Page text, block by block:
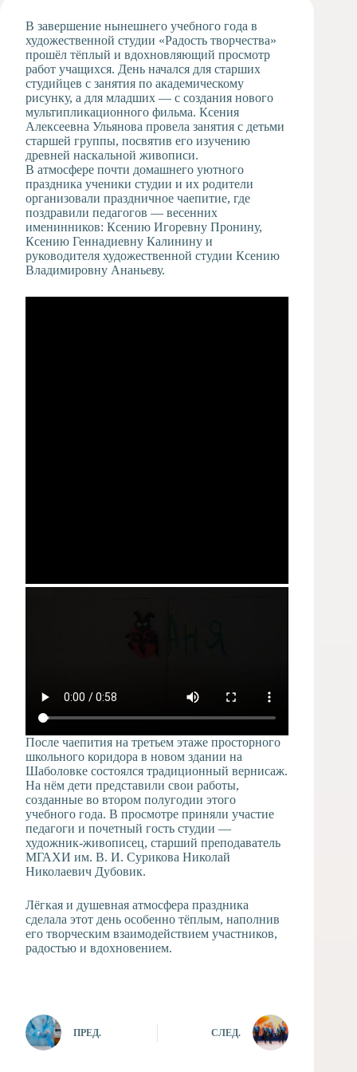
студия
Музыкальное
отделение
Психологическая
Служба
Тьюторская
служба
В завершение нынешнего учебного года в
художественной студии «Радость творчества»
прошёл тёплый и вдохновляющий просмотр
работ учащихся. День начался для старших
студийцев с занятия по академическому
рисунку, а для младших — с создания нового
мультипликационного фильма. Ксения
Алексеевна Ульянова провела занятия с детьми
старшей группы, посвятив его изучению
древней наскальной живописи.
В атмосфере почти домашнего уютного
праздника ученики студии и их родители
организовали праздничное чаепитие, где
поздравили педагогов — весенних
именинников: Ксению Игоревну Пронину,
Ксению Геннадиевну Калинину и
руководителя художественной студии Ксению
Владимировну Ананьеву.
После чаепития на третьем этаже просторного
школьного коридора в новом здании на
Шаболовке состоялся традиционный вернисаж.
На нём дети представили свои работы,
созданные во втором полугодии этого
учебного года. В просмотре приняли участие
педагоги и почетный гость студии —
художник-живописец, старший преподаватель
МГАХИ им. В. И. Сурикова Николай
Николаевич Дубовик.
Лёгкая и душевная атмосфера праздника
сделала этот день особенно тёплым, наполнив
его творческим взаимодействием участников,
радостью и вдохновением.
ПРЕД. СЛЕД.